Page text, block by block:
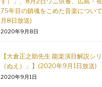
75年目の鎮魂をこめた音楽につい
月8日放送)
2020年9月8日
【大倉正之助先生 能楽演目解説シ
（ぬえ）」】(2020年9月1日放送)
2020年9月1日